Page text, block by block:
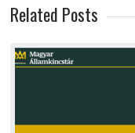
Related Posts